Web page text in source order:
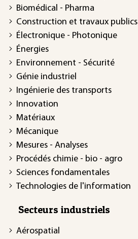
Biomédical - Pharma
Construction et travaux publics
Électronique - Photonique
Énergies
Environnement - Sécurité
Génie industriel
Ingénierie des transports
Innovation
Matériaux
Mécanique
Mesures - Analyses
Procédés chimie - bio - agro
Sciences fondamentales
Technologies de l'information
Secteurs industriels
Aérospatial